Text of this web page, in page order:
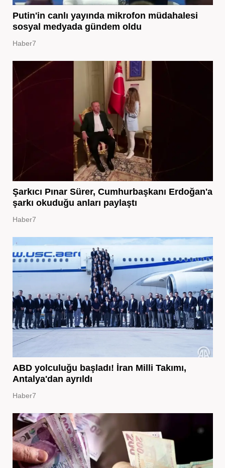
Putin'in canlı yayında mikrofon müdahalesi
sosyal medyada gündem oldu
Haber7
Şarkıcı Pınar Sürer, Cumhurbaşkanı Erdoğan'a
şarkı okuduğu anları paylaştı
Haber7
ABD yolculuğu başladı! İran Milli Takımı,
Antalya'dan ayrıldı
Haber7